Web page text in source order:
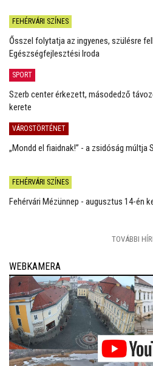
FEHÉRVÁRI SZÍNES
Ősszel folytatja az ingyenes, szülésre
Egészségfejlesztési Iroda
SPORT
Szerb center érkezett, másodedző
kerete
VÁROSTÖRTÉNET
„Mondd el fiaidnak!” - a zsidóság múltja
FEHÉRVÁRI SZÍNES
Fehérvári Mézünnep - augusztus 14-én
TOVÁBBI
WEBKAMERA